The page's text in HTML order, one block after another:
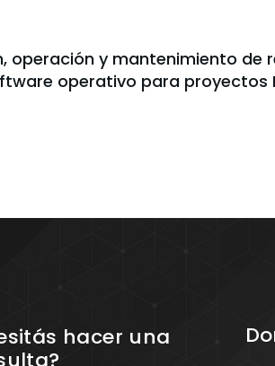
operación y mantenimiento de
operativo para proyectos
hacer una